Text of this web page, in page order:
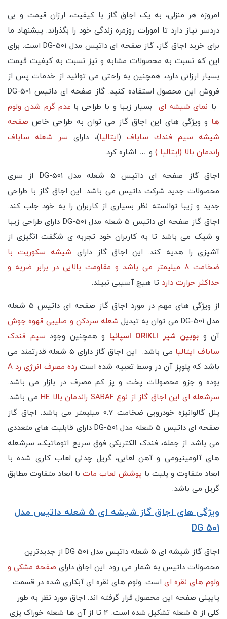
امروزه هر منزلی، به یک اجاق گاز با کیفیت، ارزان قیمت و بی
دردسر نیاز دارد تا امورات روزمره زندگی خود را بگذراند. پیشنهاد ما
برای خرید اجاق گاز، گاز صفحه ای داتیس مدل DG-501 است. برای
این که نسبت به محصولات مشابه و نیز نسبت به کیفیت قیمت
بسیار ارزانی دارد، همچنین به راحتی می توانید از خدمات پس از
فروش این محصول استفاده کنید. گاز صفحه ای داتیس DG-501
با نمای شیشه ای بسیار زیبا و با طراحی با عدم گرم شدن ولوم
ها و ویژگی های این اجاق گاز می توان به طراحی خاص صفحه
شیشه سیم فندك ساباف (ایتالیا)، دارایسر شعله ساباف
راندمان بالا (ایتالیا ) و … اشاره کرد.
اجاق گاز صفحه ای داتیس 5 شعله مدل DG-501 از سری
محصولات جدید شرکت داتیس می باشد. این اجاق گاز با طراحی
جدید و زیبا توانسته نظر بسیاری از کاربران را به خود جلب کند.
اجاق گاز صفحه ای داتیس 5 شعله مدل DG-501 دارای طراحی زیبا
و شیک می باشد تا به کاربران خود تجربه ی شگفت انگیزی از
آشپزی را هدیه کند. این اجاق گاز دارای شیشه سکوریت با
ضخامت 8 میلیمتر می باشد و مقاومت بالایی در برابر ضربه و
حداکثر حرارت دارد تا هیچ آسیبی نبیند.
از ویژگی های مهم در مورد اجاق گاز صفحه ای داتیس 5 شعله
مدل DG-501 می توان به تبدیل
شعله سردکن و صلیبی قهوه جوش
آن و بوبین شیر ORIKLI اسپانیا و همچنین وجود سیم فندک
ساباف ایتالیا
می باشد. این اجاق گاز دارای 5 شعله قدرتمند می
باشد که پلوپز آن در وسط تعبیه شده است رده مصرف انرژی رد A
بوده و جزو محصولات پخت و پز کم مصرف در بازار می باشد.
سرشعله ای این اجاق گاز از نوع SABAF راندمان بالا HE
می باشد.
پنل گالوانیزه خودرویی ضخامت 0.7 میلیمتر می باشد. اجاق گاز
صفحه ای داتیس 5 شعله مدل DG-501 دارای قابلیت های متعددی
می باشد از جمله، فندک الکتریکی فوق سریع اتوماتیک، سرشعله
های آلومینیومی و آهن لعابی، گریل چدنی لعاب کاری شده با
ابعاد متفاوت و پلیت با پوشش لعاب مات با ابعاد متفاوت مطابق
گریل می باشد.
ویژگی های اجاق گاز شیشه ای 5 شعله داتیس مدل
DG 501
اجاق گاز شیشه ای 5 شعله داتیس مدل DG 501 از جدیدترین
محصولات داتیس به شمار می رود. این اجاق دارای صفحه مشکی و
ولوم های نقره ای است. ولوم های نقره ای آبکاری شده در قسمت
پایینی صفحه این محصول قرار گرفته اند. اجاق مورد نظر به طور
کلی از 5 شعله تشکیل شده است. 4 تا از آن ها شعله خوراک پزی